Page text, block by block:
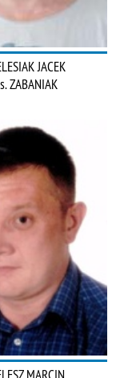
JACEK
ZABANIAK